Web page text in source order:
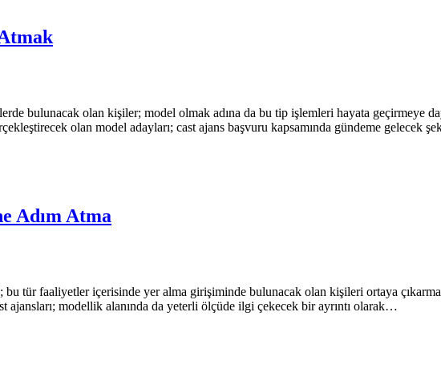
bulunacak olan kişiler; model olmak adına da bu tip işlemleri hayata geçirmeye
olan model adayları; cast ajans başvuru kapsamında gündeme gelecek
Adım Atma
bu tür faaliyetler içerisinde yer alma girişiminde bulunacak olan kişileri ortaya
ajansları; modellik alanında da yeterli ölçüde ilgi çekecek bir ayrıntı olarak…